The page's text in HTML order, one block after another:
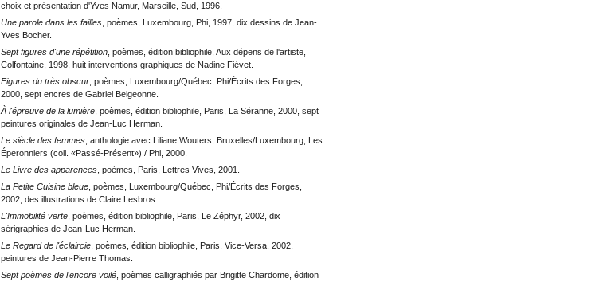
choix et présentation d'Yves Namur, Marseille, Sud, 1996.
Une parole dans les failles , poèmes, Luxembourg, Phi, 1997, dix dessins de Jean-
Yves Bocher.
Sept figures d'une répétition , poèmes, édition bibliophile, Aux dépens de l'artiste,
Colfontaine, 1998, huit interventions graphiques de Nadine Fiévet.
Figures du très obscur , poèmes, Luxembourg/Québec, Phi/Écrits des Forges,
2000, sept encres de Gabriel Belgeonne.
À l'épreuve de la lumière , poèmes, édition bibliophile, Paris, La Séranne, 2000, sept
peintures originales de Jean-Luc Herman.
Le siècle des femmes , anthologie avec Liliane Wouters, Bruxelles/Luxembourg, Les
Éperonniers (coll. «Passé-Présent») / Phi, 2000.
Le Livre des apparences , poèmes, Paris, Lettres Vives, 2001.
La Petite Cuisine bleue , poèmes, Luxembourg/Québec, Phi/Écrits des Forges,
2002, des illustrations de Claire Lesbros.
L'Immobilité verte , poèmes, édition bibliophile, Paris, Le Zéphyr, 2002, dix
sérigraphies de Jean-Luc Herman.
Le Regard de l'éclaircie , poèmes, édition bibliophile, Paris, Vice-Versa, 2002,
peintures de Jean-Pierre Thomas.
Sept poèmes de l'encore voilé , poèmes calligraphiés par Brigitte Chardome, édition